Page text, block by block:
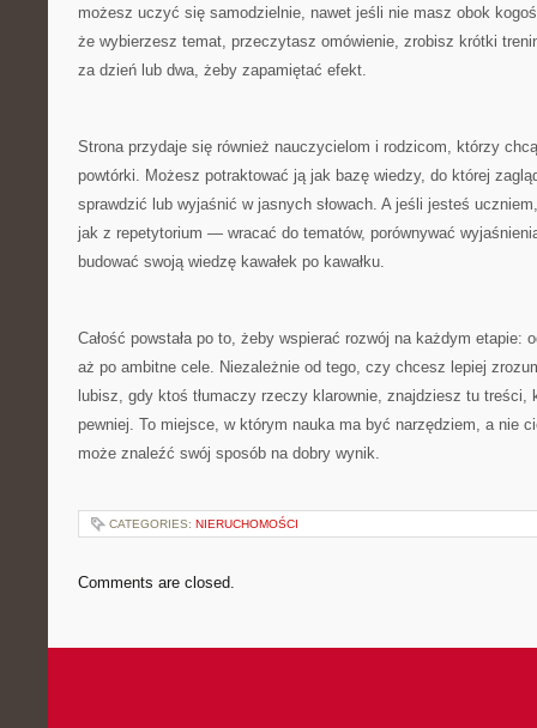
możesz uczyć się samodzielnie, nawet jeśli nie masz obok
że wybierzesz temat, przeczytasz omówienie, zrobisz krótki
za dzień lub dwa, żeby zapamiętać efekt.
Strona przydaje się również nauczycielom i rodzicom, którzy
powtórki. Możesz potraktować ją jak bazę wiedzy, do której
sprawdzić lub wyjaśnić w jasnych słowach. A jeśli jesteś
jak z repetytorium — wracać do tematów, porównywać
budować swoją wiedzę kawałek po kawałku.
Całość powstała po to, żeby wspierać rozwój na każdym etapie:
aż po ambitne cele. Niezależnie od tego, czy chcesz lepiej
lubisz, gdy ktoś tłumaczy rzeczy klarownie, znajdziesz tu treści,
pewniej. To miejsce, w którym nauka ma być narzędziem, a nie
może znaleźć swój sposób na dobry wynik.
CATEGORIES: NIERUCHOMOŚCI
Comments are closed.